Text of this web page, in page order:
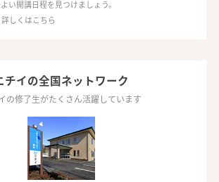
い開講日程を見つけましょう。
詳しくはこちら
チイの全国ネットワーク
の修了生がたくさん活躍しています